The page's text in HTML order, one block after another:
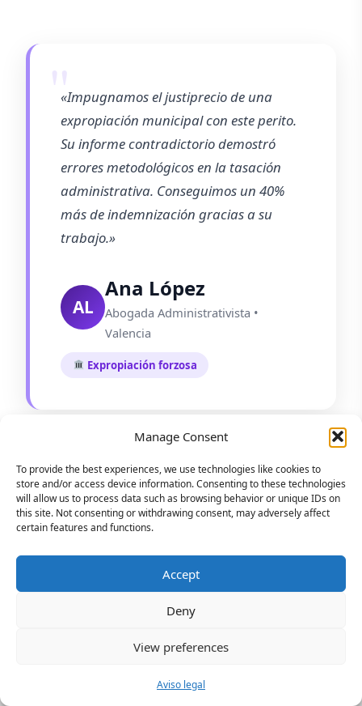
Manage Consent
To provide the best experiences, we use technologies like cookies to
store and/or access device information. Consenting to these technologies
will allow us to process data such as browsing behavior or unique IDs on
this site. Not consenting or withdrawing consent, may adversely affect
certain features and functions.
Accept
Deny
View preferences
Aviso legal
«Impugnamos el justiprecio de una
expropiación municipal con este perito.
Su informe contradictorio demostró
errores metodológicos en la tasación
administrativa. Conseguimos un 40%
más de indemnización gracias a su
trabajo.»
AL
Ana López
Abogada Administrativista •
Valencia
Expropiación forzosa
«En un divorcio complejo, la tasación
bancaria de nuestro piso era muy baja.
comparables reales y aplicó
correctamente el método de
comparación. El juez aceptó nuestra
Raquel Martínez